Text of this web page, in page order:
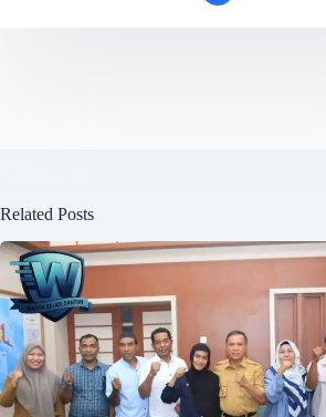
Related Posts